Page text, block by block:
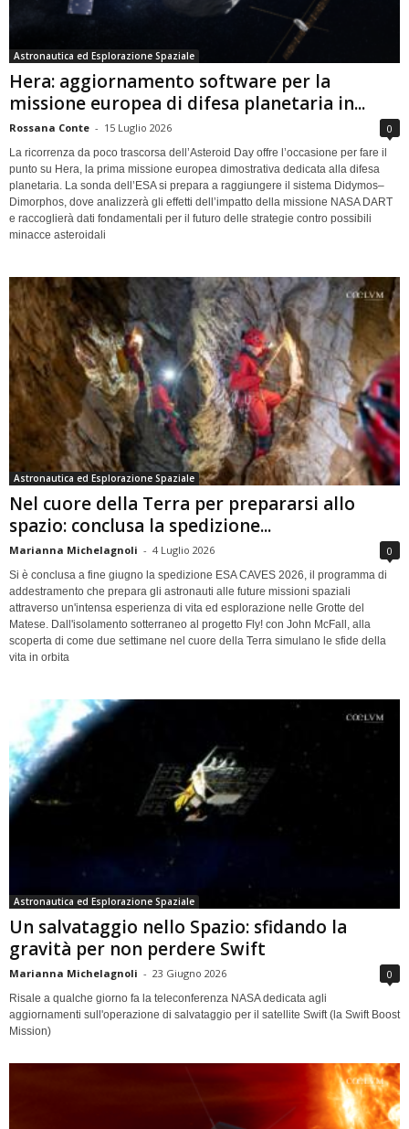
Astronautica ed Esplorazione Spaziale
Hera: aggiornamento software per la
missione europea di difesa planetaria in...
Rossana Conte - 15 Luglio 2026 0
La ricorrenza da poco trascorsa dell’Asteroid Day offre l’occasione per fare il
punto su Hera, la prima missione europea dimostrativa dedicata alla difesa
planetaria. La sonda dell’ESA si prepara a raggiungere il sistema Didymos–
Dimorphos, dove analizzerà gli effetti dell’impatto della missione NASA DART
e raccoglierà dati fondamentali per il futuro delle strategie contro possibili
minacce asteroidali
Astronautica ed Esplorazione Spaziale
Nel cuore della Terra per prepararsi allo
spazio: conclusa la spedizione...
Marianna Michelagnoli - 4 Luglio 2026 0
Si è conclusa a fine giugno la spedizione ESA CAVES 2026, il programma di
addestramento che prepara gli astronauti alle future missioni spaziali
attraverso un'intensa esperienza di vita ed esplorazione nelle Grotte del
Matese. Dall'isolamento sotterraneo al progetto Fly! con John McFall, alla
scoperta di come due settimane nel cuore della Terra simulano le sfide della
vita in orbita
Astronautica ed Esplorazione Spaziale
Un salvataggio nello Spazio: sfidando la
gravità per non perdere Swift
Marianna Michelagnoli - 23 Giugno 2026 0
Risale a qualche giorno fa la teleconferenza NASA dedicata agli
aggiornamenti sull'operazione di salvataggio per il satellite Swift (la Swift Boost
Mission)